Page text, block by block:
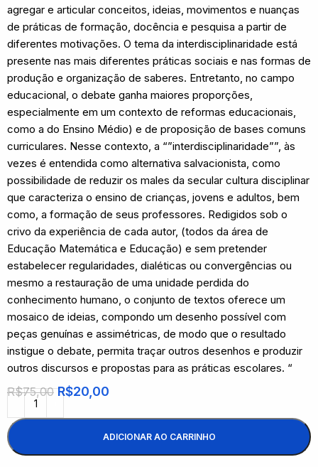
agregar e articular conceitos, ideias, movimentos e nuanças
de práticas de formação, docência e pesquisa a partir de
diferentes motivações. O tema da interdisciplinaridade está
presente nas mais diferentes práticas sociais e nas formas de
produção e organização de saberes. Entretanto, no campo
educacional, o debate ganha maiores proporções,
especialmente em um contexto de reformas educacionais,
como a do Ensino Médio) e de proposição de bases comuns
curriculares. Nesse contexto, a “”interdisciplinaridade””, às
vezes é entendida como alternativa salvacionista, como
possibilidade de reduzir os males da secular cultura disciplinar
que caracteriza o ensino de crianças, jovens e adultos, bem
como, a formação de seus professores. Redigidos sob o
crivo da experiência de cada autor, (todos da área de
Educação Matemática e Educação) e sem pretender
estabelecer regularidades, dialéticas ou convergências ou
mesmo a restauração de uma unidade perdida do
conhecimento humano, o conjunto de textos oferece um
mosaico de ideias, compondo um desenho possível com
peças genuínas e assimétricas, de modo que o resultado
instigue o debate, permita traçar outros desenhos e produzir
outros discursos e propostas para as práticas escolares. “
R$75,00 R$20,00
ADICIONAR AO CARRINHO